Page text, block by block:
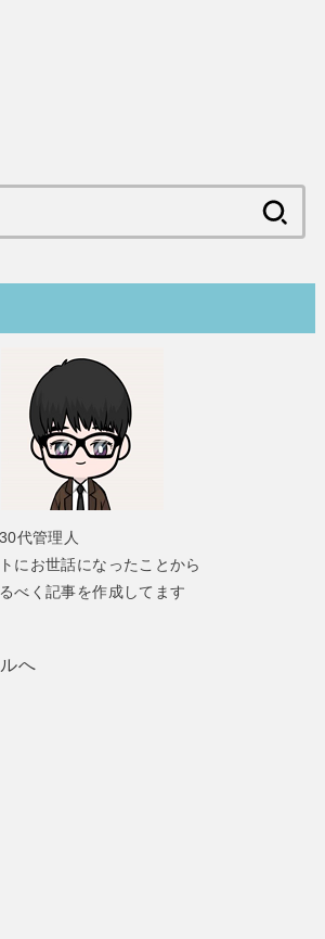
索:
代管理人
にお世話になったことから
べく記事を作成してます
へ